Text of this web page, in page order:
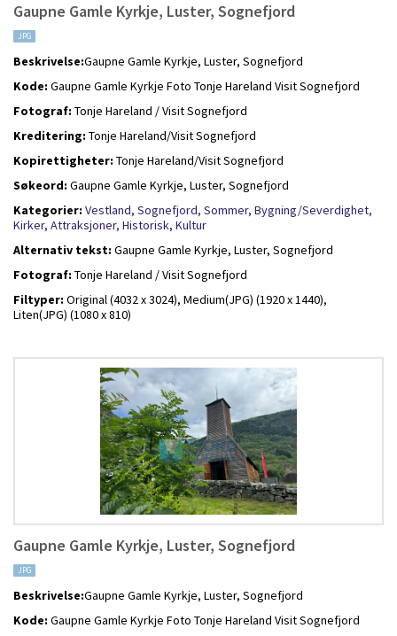
Gaupne Gamle Kyrkje, Luster, Sognefjord
JPG
Beskrivelse:Gaupne Gamle Kyrkje, Luster, Sognefjord
Kode: Gaupne Gamle Kyrkje Foto Tonje Hareland Visit Sognefjord
Fotograf: Tonje Hareland / Visit Sognefjord
Kreditering: Tonje Hareland/Visit Sognefjord
Kopirettigheter: Tonje Hareland/Visit Sognefjord
Søkeord: Gaupne Gamle Kyrkje, Luster, Sognefjord
Kategorier: Vestland, Sognefjord, Sommer, Bygning/Severdighet,
Kirker, Attraksjoner, Historisk, Kultur
Alternativ tekst: Gaupne Gamle Kyrkje, Luster, Sognefjord
Fotograf: Tonje Hareland / Visit Sognefjord
Filtyper: Original (4032 x 3024), Medium(JPG) (1920 x 1440),
Liten(JPG) (1080 x 810)
Gaupne Gamle Kyrkje, Luster, Sognefjord
JPG
Beskrivelse:Gaupne Gamle Kyrkje, Luster, Sognefjord
Kode: Gaupne Gamle Kyrkje Foto Tonje Hareland Visit Sognefjord